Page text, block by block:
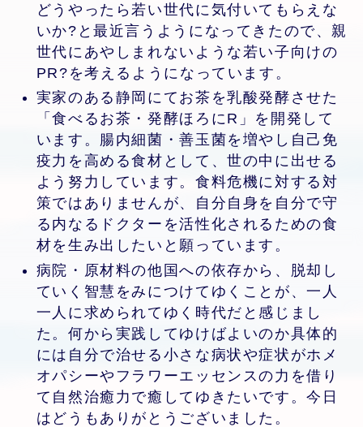
どうやったら若い世代に気付いてもらえな
いか?と最近言うようになってきたので、親
世代にあやしまれないような若い子向けの
PR?を考えるようになっています。
実家のある静岡にてお茶を乳酸発酵させた
「食べるお茶・発酵ほろにR」を開発して
います。腸内細菌・善玉菌を増やし自己免
疫力を高める食材として、世の中に出せる
よう努力しています。食料危機に対する対
策ではありませんが、自分自身を自分で守
る内なるドクターを活性化されるための食
材を生み出したいと願っています。
病院・原材料の他国への依存から、脱却し
ていく智慧をみにつけてゆくことが、一人
一人に求められてゆく時代だと感じまし
た。何から実践してゆけばよいのか具体的
には自分で治せる小さな病状や症状がホメ
オパシーやフラワーエッセンスの力を借り
て自然治癒力で癒してゆきたいです。今日
はどうもありがとうございました。